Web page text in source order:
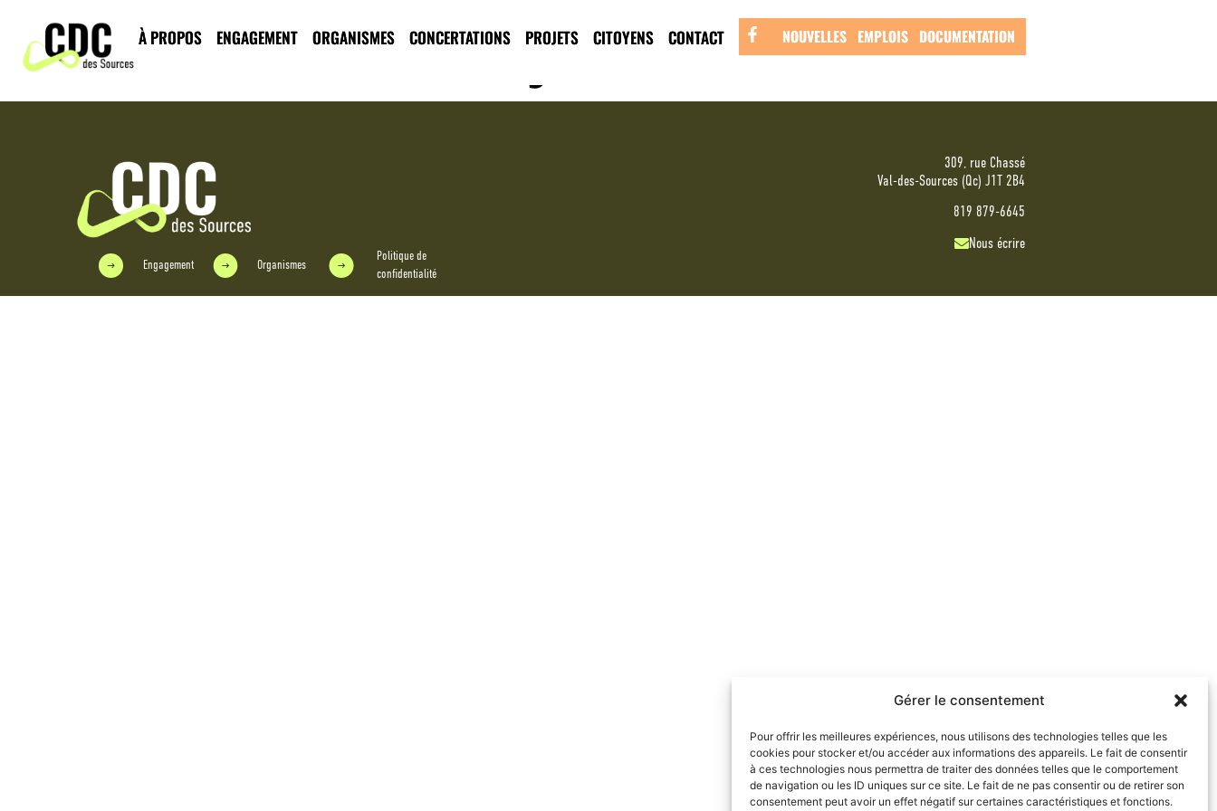
Gérer le consentement
Pour offrir les meilleures expériences, nous utilisons des technologies telles que les
cookies pour stocker et/ou accéder aux informations des appareils. Le fait de consentir
à ces technologies nous permettra de traiter des données telles que le comportement
de navigation ou les ID uniques sur ce site. Le fait de ne pas consentir ou de retirer son
consentement peut avoir un effet négatif sur certaines caractéristiques et fonctions.
À PROPOS ENGAGEMENT ORGANISMES CONCERTATIONS PROJETS CITOYENS CONTACT NOUVELLES EMPLOIS DOCUMENTATION
Rencontre volet jeunesse
Engagement Organismes
Politique de
confidentialité
309, rue Chassé
Val-des-Sources (Qc) J1T 2B4
819 879-6645
Nous écrire